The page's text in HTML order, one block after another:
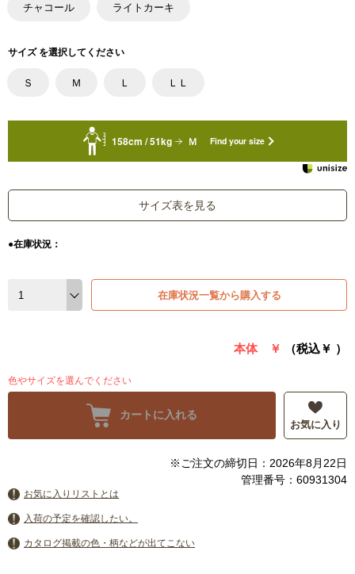
チャコール ライトカーキ
サイズ を選択してください
Ｓ Ｍ Ｌ ＬＬ
158cm / 51kg Ｍ Find your size
サイズ表を見る
●在庫状況：
在庫状況一覧から購入する
本体 ￥ （税込￥ ）
色やサイズを選んでください
カートに入れる
お気に入り
※ご注文の締切日：2026年8月22日
管理番号：60931304
お気に入りリストとは
入荷の予定を確認したい。
カタログ掲載の色・柄などが出てこない